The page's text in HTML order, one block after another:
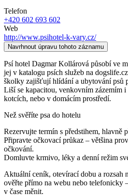
Telefon
+420 602 693 602
Web
http://www.psihotel-k-vary.cz/
Navrhnout úpravu tohoto záznamu
Psí hotel Dagmar Kollárová působí ve
jej v katalogu psích služeb na
školky zajišťují hlídání a ubytování psů
Liší se kapacitou, venkovním zázemím
kotcích, nebo v domácím prostředí.
Než svěříte psa do hotelu
Rezervujte termín s předstihem, hlavně
Připravte očkovací průkaz – většina
očkování.
Domluvte krmivo, léky a denní režim
Aktuální ceník, otevírací dobu a rozsah
ověřte přímo na webu nebo telefonicky
v čase měnit.